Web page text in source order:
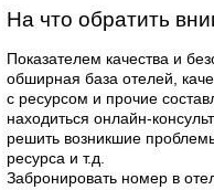
На что обратить
Показателем качества и
обширная база отелей,
с ресурсом и прочие
находиться онлайн-
решить возникшие
ресурса и т.д.
Забронировать номер в